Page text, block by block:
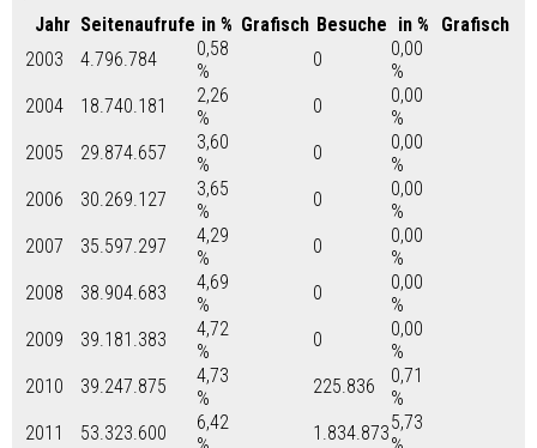
Jahr Seitenaufrufe in % Grafisch Besuche in %
Grafisch
2003
4.796.784
0,58
%
0
0,00
%
2004
18.740.181
2,26
%
0
0,00
%
2005
29.874.657
3,60
%
0
0,00
%
2006
30.269.127
3,65
%
0
0,00
%
2007
35.597.297
4,29
%
0
0,00
%
2008
38.904.683
4,69
%
0
0,00
%
2009
39.181.383
4,72
%
0
0,00
%
2010
39.247.875
4,73
%
225.836
0,71
%
2011
53.323.600
6,42
1.834.8735,73